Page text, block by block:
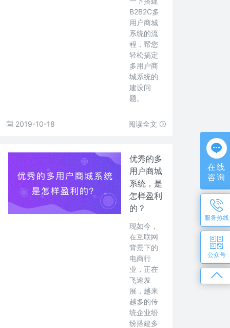
B2B2C多
用户商城
系统的流
程，帮您
轻松搞定
多用户商
城系统的
建设问
题。
2019-10-18 阅读全文
优秀的多
用户商城
系统，是
怎样盈利
的？
现如今，
在互联网
背景下的
电商行
业，正在
飞速发
展，越来
越多的传
统企业纷
纷搭建多
在线
咨询
服务热线
公众号